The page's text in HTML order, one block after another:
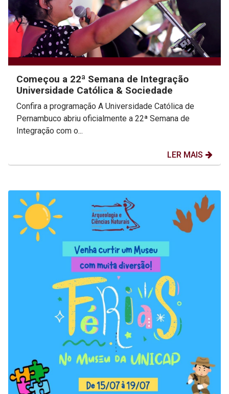
Começou a 22ª Semana de Integração
Universidade Católica & Sociedade
Confira a programação A Universidade Católica de
Pernambuco abriu oficialmente a 22ª Semana de
Integração com o...
LER MAIS